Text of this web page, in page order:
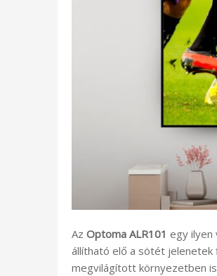
Az Optoma ALR101 egy
állítható elő a sötét jelenetek
megvilágított környezetben